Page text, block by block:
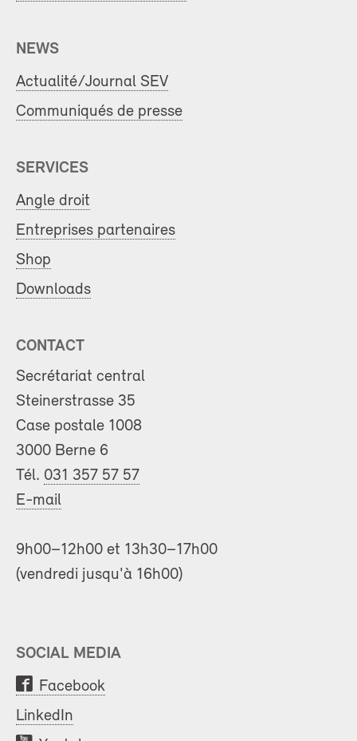
NEWS
Actualité/Journal SEV
Communiqués de presse
SERVICES
Angle droit
Entreprises partenaires
Shop
Downloads
CONTACT
Secrétariat central
Steinerstrasse 35
Case postale 1008
3000 Berne 6
Tél. 031 357 57 57
E-mail
9h00–12h00 et 13h30–17h00
(vendredi jusqu'à 16h00)
SOCIAL MEDIA
Facebook
LinkedIn